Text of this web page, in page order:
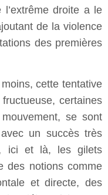
l’extrême droite a le
de la violence
des premières
cette tentative
certaines
se sont
un succès très
ici et là, les gilets
des notions comme
et directe, des